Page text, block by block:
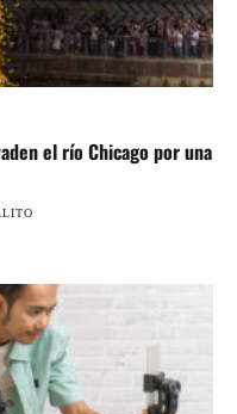
el río Chicago por una